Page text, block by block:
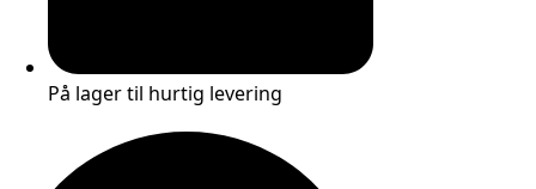
På lager til hurtig levering